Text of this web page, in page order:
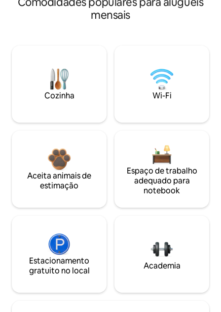
mensais
Cozinha Wi-Fi
Aceita animais de
estimação
Espaço de trabalho
adequado para
notebook
Estacionamento
gratuito no local
Academia